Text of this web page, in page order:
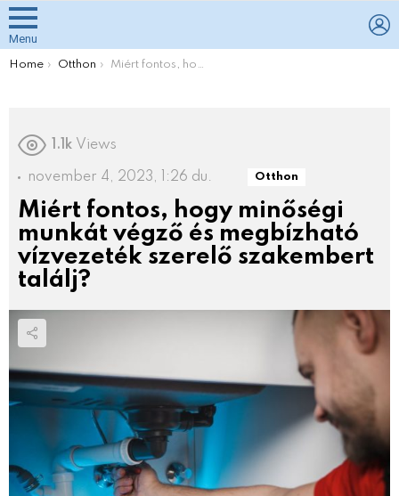
Menu
You are here:
Home Otthon Miért fontos, hogy minőségi munkát végző és megbízható vízvezeték szerelő szakembert találj?
1.1k Views
november 4, 2023, 1:26 du. Otthon
Miért fontos, hogy minőségi
munkát végző és megbízható
vízvezeték szerelő szakembert
találj?